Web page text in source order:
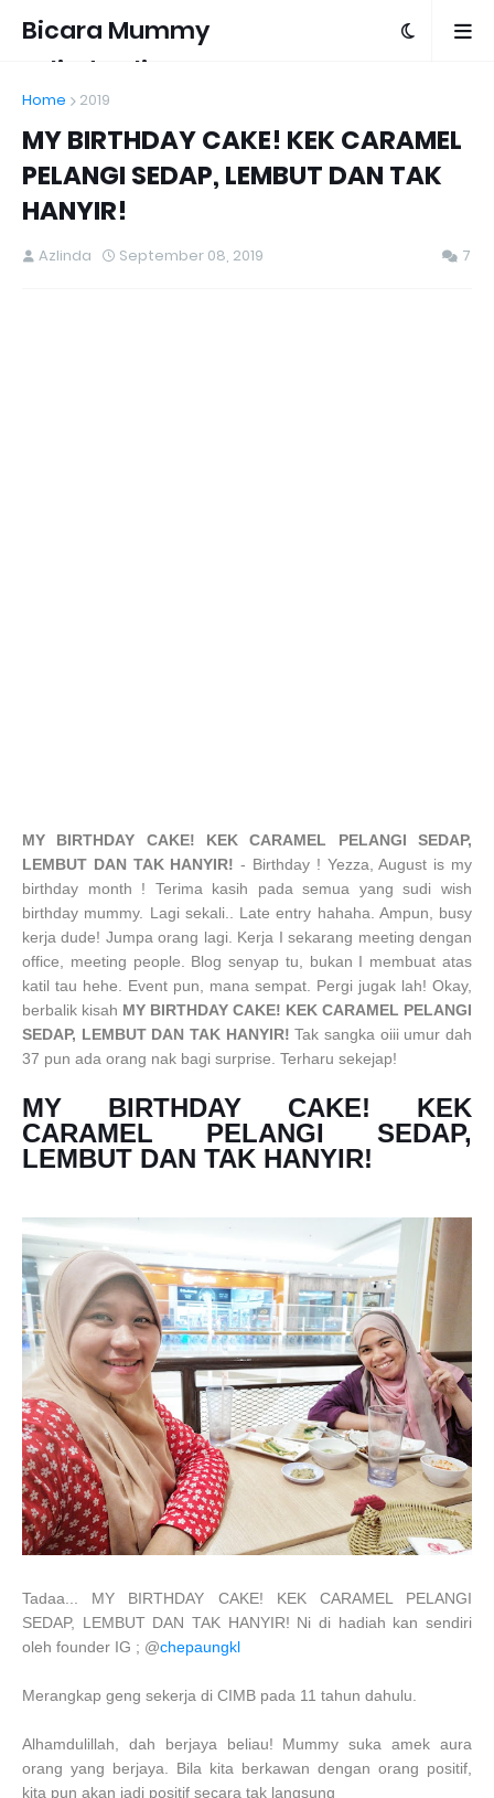
Bicara Mummy
Azlinda Alin
Home 2019
MY BIRTHDAY CAKE! KEK CARAMEL
PELANGI SEDAP, LEMBUT DAN TAK
HANYIR!
Azlinda September 08, 2019 7
MY BIRTHDAY CAKE! KEK CARAMEL PELANGI SEDAP,
LEMBUT DAN TAK HANYIR!- Birthday ! Yezza, August is my
birthday month ! Terima kasih pada semua yang sudi wish
birthday mummy. Lagi sekali.. Late entry hahaha. Ampun, busy
kerja dude! Jumpa orang lagi. Kerja I sekarang meeting dengan
office, meeting people. Blog senyap tu, bukan I membuat atas
katil tau hehe. Event pun, mana sempat. Pergi jugak lah! Okay,
berbalik kisah MY BIRTHDAY CAKE! KEK CARAMEL PELANGI
SEDAP, LEMBUT DAN TAK HANYIR!Tak sangka oiii umur dah
37 pun ada orang nak bagi surprise. Terharu sekejap!
MY BIRTHDAY CAKE! KEK
CARAMEL PELANGI SEDAP,
LEMBUT DAN TAK HANYIR!
Tadaa... MY BIRTHDAY CAKE! KEK CARAMEL PELANGI
SEDAP, LEMBUT DAN TAK HANYIR! Ni di hadiah kan sendiri
oleh founder IG ; @chepaungkl
Merangkap geng sekerja di CIMB pada 11 tahun dahulu.
Alhamdulillah, dah berjaya beliau! Mummy suka amek aura
orang yang berjaya. Bila kita berkawan dengan orang positif,
kita pun akan jadi positif secara tak langsung